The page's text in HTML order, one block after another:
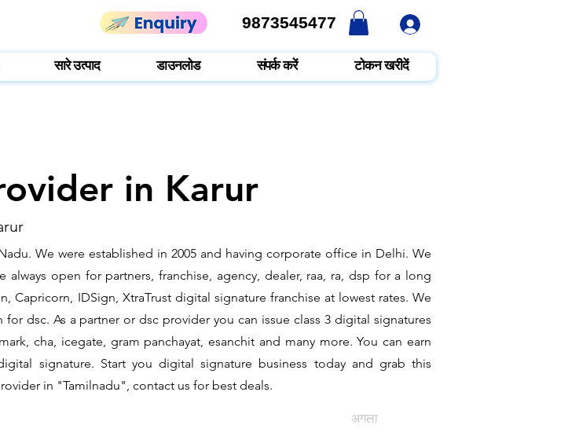
9873545477
9873545477
सारे उत्पाद डाउनलोड संपर्क करें टोकन खरीदें
in Karur
We were established in 2005 and having corporate office in Delhi. We
always open for partners, franchise, agency, dealer, raa, ra, dsp for a long
Capricorn, IDSign, XtraTrust digital signature franchise at lowest rates. We
dsc. As a partner or dsc provider you can issue class 3 digital signatures
cha, icegate, gram panchayat, esanchit and many more. You can earn
signature. Start you digital signature business today and grab this
in "Tamilnadu", contact us for best deals.
अगला